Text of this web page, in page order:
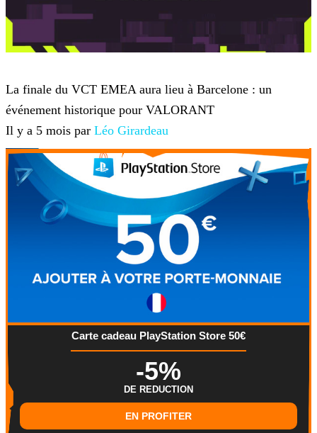
La finale du VCT EMEA aura lieu à Barcelone : un
événement historique pour VALORANT
Il y a 5 mois par Léo Girardeau
Carte cadeau PlayStation Store 50€
-5%
DE REDUCTION
EN PROFITER